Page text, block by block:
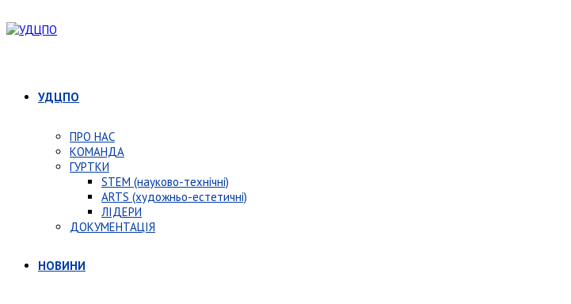
УДЦПО
ПРО НАС
КОМАНДА
ГУРТКИ
STEM (науково-технічні)
ARTS (художньо-естетичні)
ЛІДЕРИ
ДОКУМЕНТАЦІЯ
НОВИНИ